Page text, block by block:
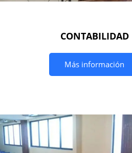
CONTABILIDAD
Más información